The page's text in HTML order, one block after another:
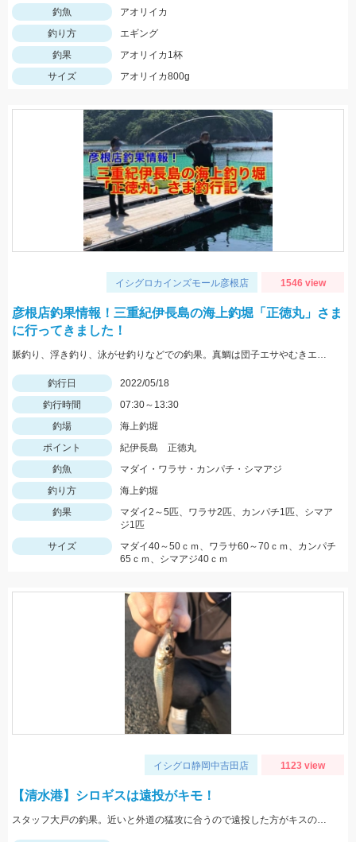
釣魚
アオリイカ
釣り方
エギング
釣果
アオリイカ1杯
サイズ
アオリイカ800g
イシグロカインズモール彦根店 1546 view
彦根店釣果情報！三重紀伊長島の海上釣堀「正徳丸」さま
に行ってきました！
脈釣り、浮き釣り、泳がせ釣りなどでの釣果。真鯛は団子エサやむきエビ、冷凍ボケなどに好反応。青物はキビナゴや鰹のハラモなどでヒット。
釣行日
2022/05/18
釣行時間
07:30～13:30
釣場
海上釣堀
ポイント
紀伊長島 正徳丸
釣魚
マダイ・ワラサ・カンパチ・シマアジ
釣り方
海上釣堀
釣果
マダイ2～5匹、ワラサ2匹、カンパチ1匹、シマア
ジ1匹
サイズ
マダイ40～50ｃｍ、ワラサ60～70ｃｍ、カンパチ
65ｃｍ、シマアジ40ｃｍ
イシグロ静岡中吉田店 1123 view
【清水港】シロギスは遠投がキモ！
スタッフ大戸の釣果。近いと外道の猛攻に合うので遠投した方がキスのアタリが出る。イシグロの赤イソメ使用。